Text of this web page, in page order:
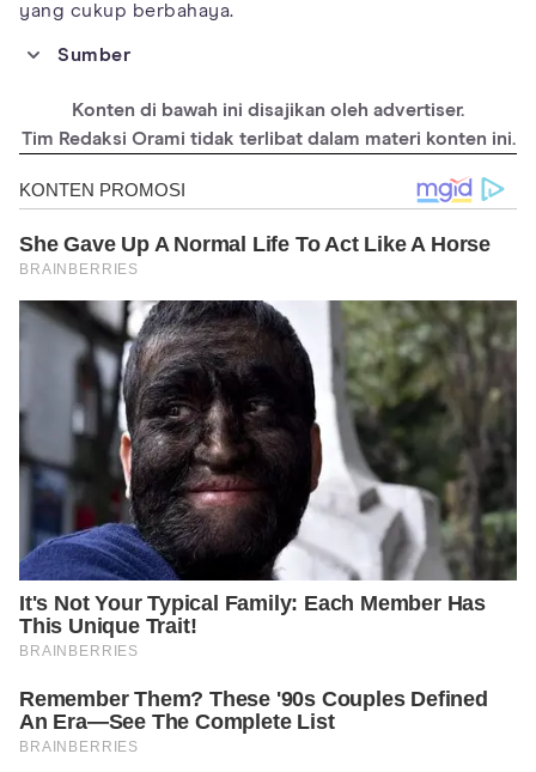
yang cukup berbahaya.
Sumber
ts
https://www.sciencedirect.com/science/article/abs/pii/S17443
88114000425
https://www.rheumatology.org/I-Am-A/Patient-
Caregiver/Diseases-Conditions/Osteoarthritis
Konten di bawah ini disajikan oleh advertiser.
Tim Redaksi Orami tidak terlibat dalam materi konten ini.